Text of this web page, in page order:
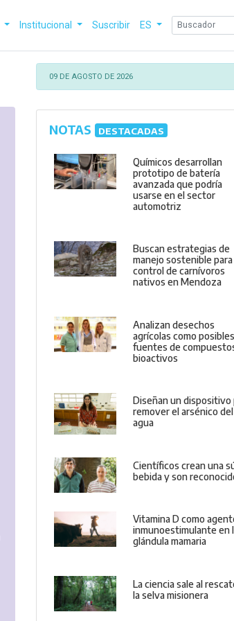
Institucional Suscribir ES
09 DE AGOSTO DE 2026
NOTAS DESTACADAS
Químicos desarrollan
prototipo de batería
avanzada que podría
usarse en el sector
automotriz
Buscan estrategias de
manejo sostenible
control de carnívoros
nativos en Mendoza
Analizan desechos
agrícolas como posibles
fuentes de
bioactivos
Diseñan un dispositivo
remover el arsénico del
agua
Científicos crean una
bebida y son
Vitamina D como
inmunoestimulante en
glándula mamaria
La ciencia sale al
la selva misionera